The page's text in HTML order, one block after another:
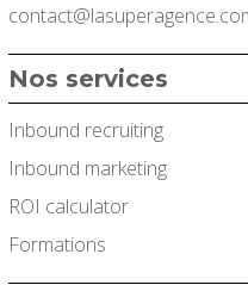
Nos services
Inbound recruiting
Inbound marketing
ROI calculator
Formations